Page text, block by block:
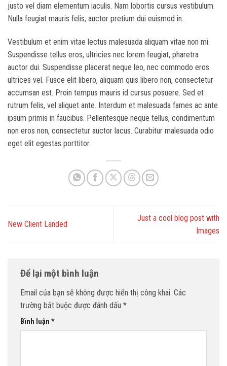
justo vel diam elementum iaculis. Nam lobortis cursus vestibulum.
Nulla feugiat mauris felis, auctor pretium dui euismod in.
Vestibulum et enim vitae lectus malesuada aliquam vitae non mi.
Suspendisse tellus eros, ultricies nec lorem feugiat, pharetra
auctor dui. Suspendisse placerat neque leo, nec commodo eros
ultrices vel. Fusce elit libero, aliquam quis libero non, consectetur
accumsan est. Proin tempus mauris id cursus posuere. Sed et
rutrum felis, vel aliquet ante. Interdum et malesuada fames ac ante
ipsum primis in faucibus. Pellentesque neque tellus, condimentum
non eros non, consectetur auctor lacus. Curabitur malesuada odio
eget elit egestas porttitor.
New Client Landed
Just a cool blog post with
Images
Để lại một bình luận
Email của bạn sẽ không được hiển thị công khai. Các
trường bắt buộc được đánh dấu *
Bình luận *